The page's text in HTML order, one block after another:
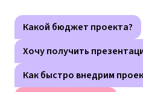
Какой бюджет проекта?
Хочу получить
Как быстро внедрим